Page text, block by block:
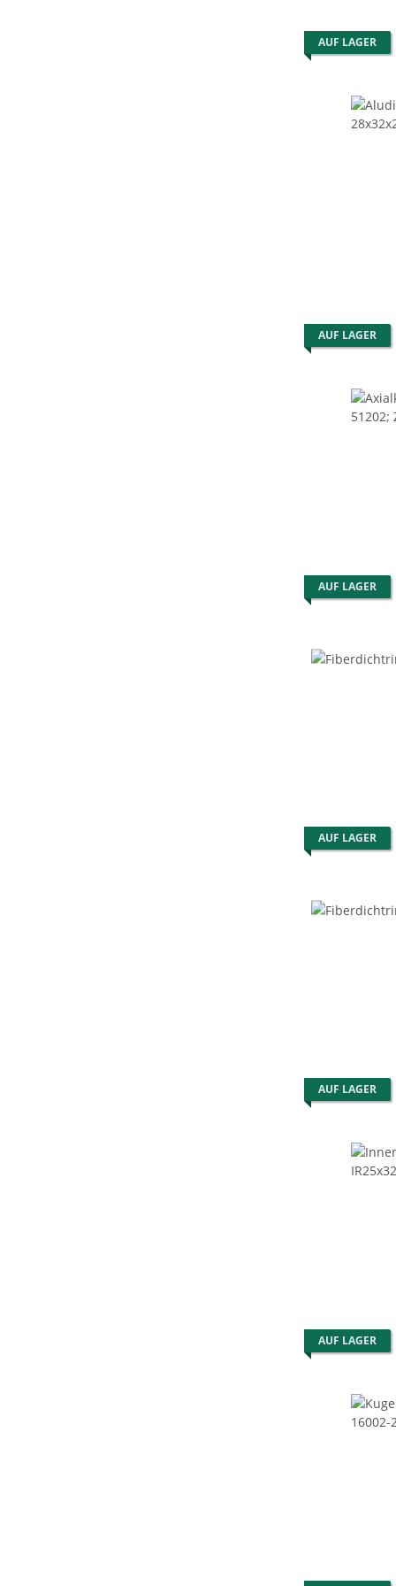
AUF LAGER
AUF LAGER
AUF LAGER
AUF LAGER
AUF LAGER
AUF LAGER